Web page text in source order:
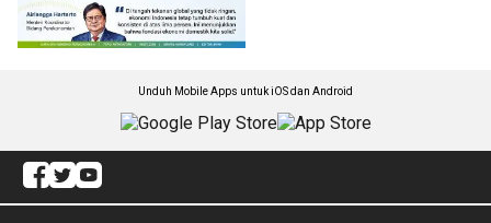
Unduh Mobile Apps untuk iOS dan Android